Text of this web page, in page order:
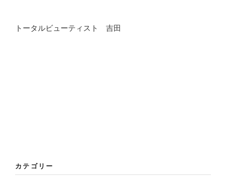
トータルビューティスト 吉田
カテゴリー